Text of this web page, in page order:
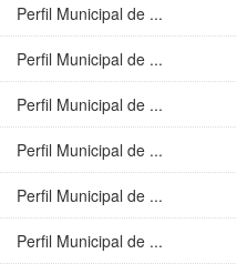
Perfil Municipal de ...
Perfil Municipal de ...
Perfil Municipal de ...
Perfil Municipal de ...
Perfil Municipal de ...
Perfil Municipal de ...